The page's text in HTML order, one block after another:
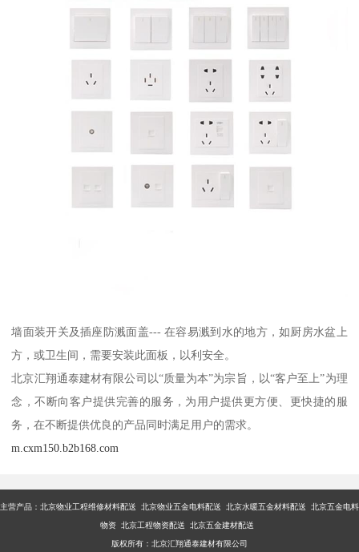
墙面装开关及插座防溅面盖--- 在容易溅到水的地方，如厨房水盆上
方，或卫生间，需要安装此面板，以利安全。
北京汇翔通泰建材有限公司以“质量为本”为宗旨，以“客户至上”为理
念，不断向客户提供完善的服务，为用户提供更方便、更快捷的服
务，在不断提供优良的产品同时满足用户的需求。
m.cxm150.b2b168.com
主营产品： 北京物业工程维修材料配送 北京物业五金电料配送 北京水暖五金材料配送 北京五金电料
物资 北京工程物资配送 北京五金建材配送
版权所有：北京汇翔通泰建材有限公司